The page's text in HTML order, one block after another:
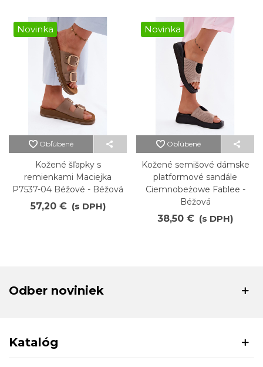
Novinka
Obľúbené
Kožené šľapky s
remienkami Maciejka
P7537-04 Béžové - Béžová
57,20 € (s DPH)
Novinka
Obľúbené
Kožené semišové dámske
platformové sandále
Ciemnobeżowe Fablee -
Béžová
38,50 € (s DPH)
Odber noviniek
Katalóg